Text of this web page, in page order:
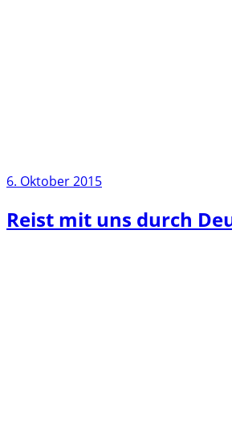
6. Oktober 2015
Reist mit uns durch